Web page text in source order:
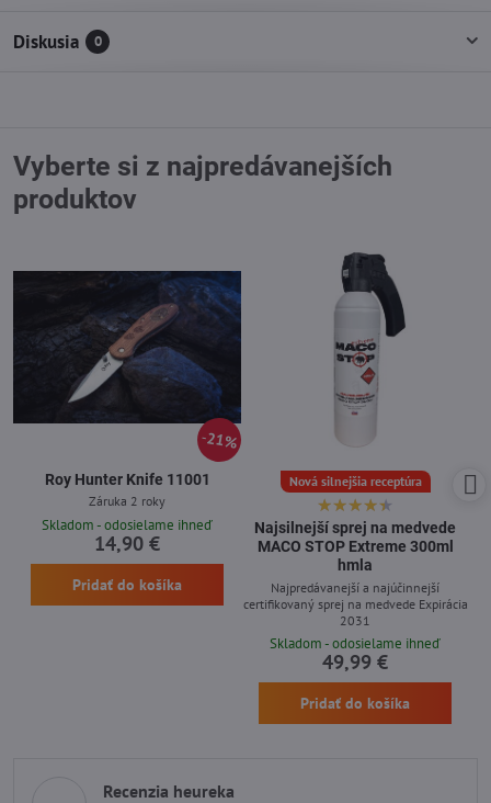
Diskusia 0
Vyberte si z najpredávanejších
produktov
21%
Roy Hunter Knife 11001
Záruka 2 roky
Skladom - odosielame ihneď
14,90 €
Pridať do košíka
Nová silnejšia receptúra
Najsilnejší sprej na medvede
MACO STOP Extreme 300ml
hmla
Najpredávanejší a najúčinnejší
certifikovaný sprej na medvede Expirácia
2031
Skladom - odosielame ihneď
49,99 €
Pridať do košíka
Recenzia heureka